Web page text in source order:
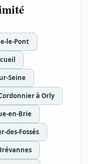
le-Pont
Seine
à Orly
en-Brie
des-Fossés